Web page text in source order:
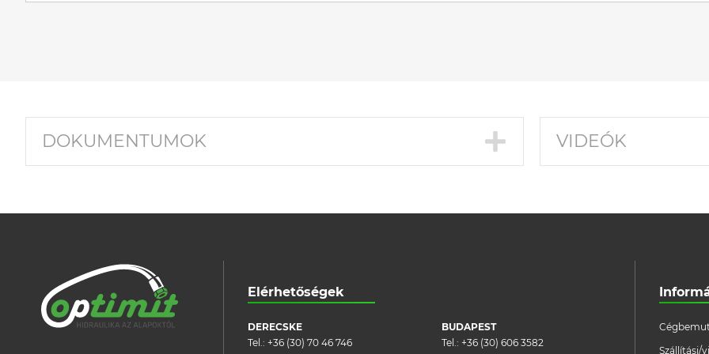
DOKUMENTUMOK VIDEÓK
Elérhetőségek
DERECSKE
Tel.: +36 (30) 70 46 746
BUDAPEST
Tel.: +36 (30) 606 3582
Szállítási/